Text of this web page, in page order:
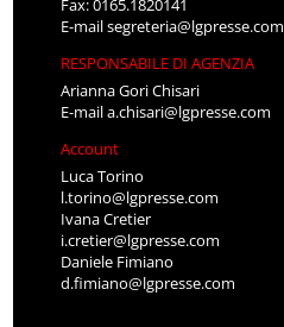
Fax: 0165.1820141
E-mailsegreteria@lgpresse.com
RESPONSABILE DI AGENZIA
Arianna Gori Chisari
E-maila.chisari@lgpresse.com
Account
Luca Torino
l.torino@lgpresse.com
Ivana Cretier
i.cretier@lgpresse.com
Daniele Fimiano
d.fimiano@lgpresse.com